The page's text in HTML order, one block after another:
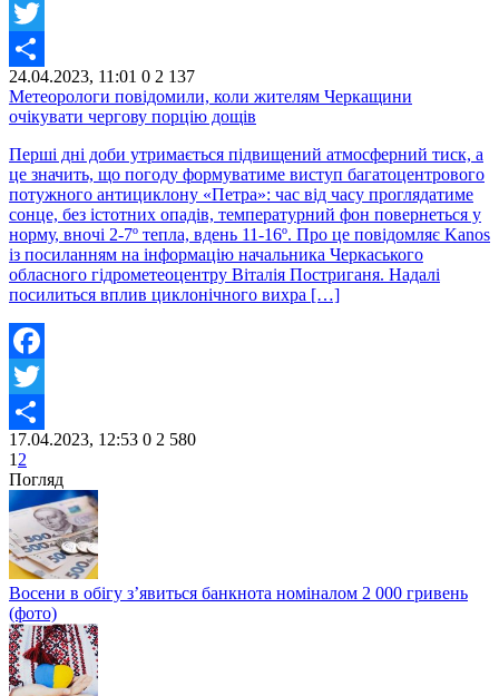
Facebook
Twitter
Share
24.04.2023, 11:01 0 2 137
Метеорологи повідомили, коли жителям Черкащини
очікувати чергову порцію дощів
Перші дні доби утримається підвищений атмосферний тиск, а
це значить, що погоду формуватиме виступ багатоцентрового
потужного антициклону «Петра»: час від часу проглядатиме
сонце, без істотних опадів, температурний фон повернеться у
норму, вночі 2-7º тепла, вдень 11-16º. Про це повідомляє Kanos
із посиланням на інформацію начальника Черкаського
обласного гідрометеоцентру Віталія Постриганя. Надалі
посилиться вплив циклонічного вихра […]
Facebook
Twitter
Share
17.04.2023, 12:53 0 2 580
1 2
Погляд
Восени в обігу з’явиться банкнота номіналом 2 000 гривень
(фото)